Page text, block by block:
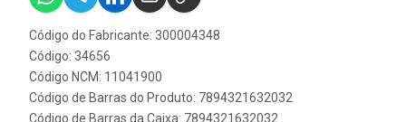
Código do Fabricante: 300004348
Código: 34656
Código NCM: 11041900
Código de Barras do Produto: 7894321632032
Código de Barras da Caixa: 7894321632032